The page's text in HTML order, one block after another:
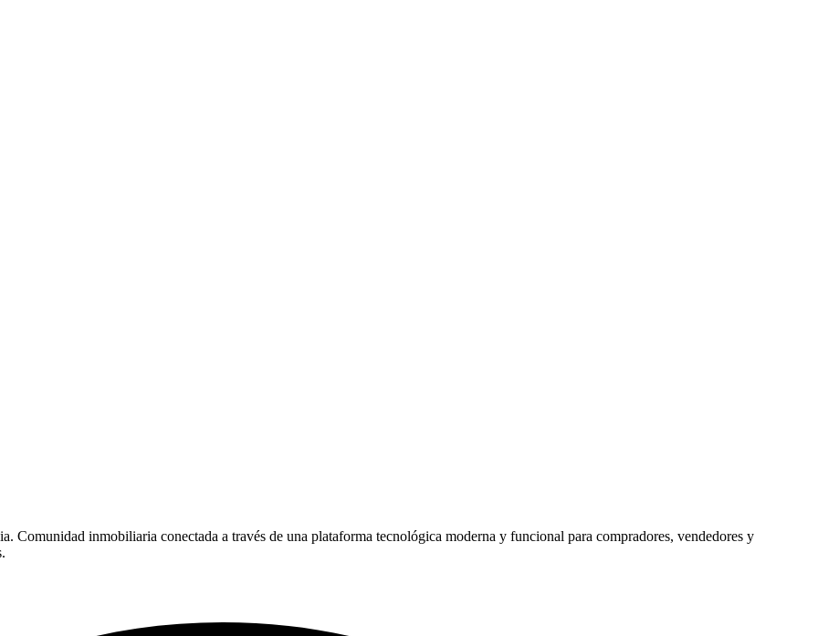
inmobiliaria conectada a través de una plataforma tecnológica moderna y funcional para compradores, vendedores y